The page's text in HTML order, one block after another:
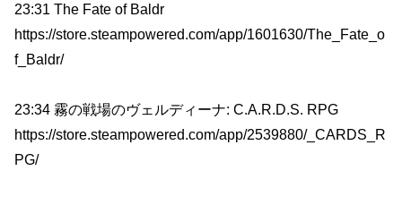
23:31 The Fate of Baldr
https://store.steampowered.com/app/1601630/The_Fate_o
f_Baldr/
23:34 霧の戦場のヴェルディーナ: C.A.R.D.S. RPG
https://store.steampowered.com/app/2539880/_CARDS_R
PG/